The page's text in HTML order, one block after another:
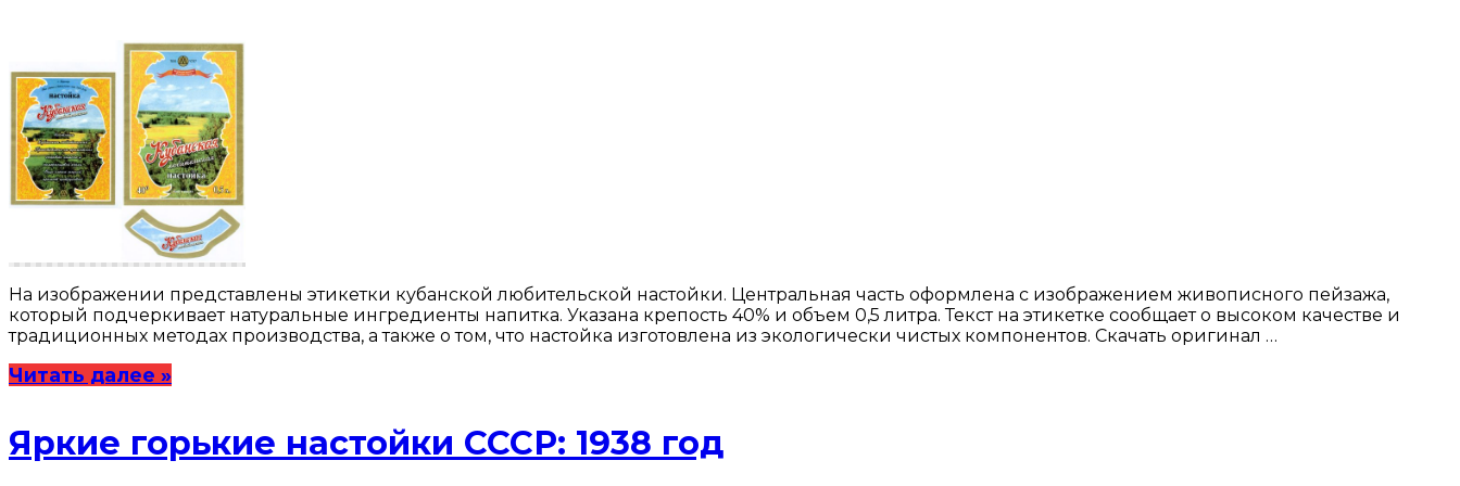
На изображении представлены этикетки кубанской любительской настойки. Центральная часть оформлена с изображением живописного пейзажа,
который подчеркивает натуральные ингредиенты напитка. Указана крепость 40% и объем 0,5 литра. Текст на этикетке сообщает о высоком качестве и
традиционных методах производства, а также о том, что настойка изготовлена из экологически чистых компонентов. Скачать оригинал …
Читать далее »
Яркие горькие настойки СССР: 1938 год